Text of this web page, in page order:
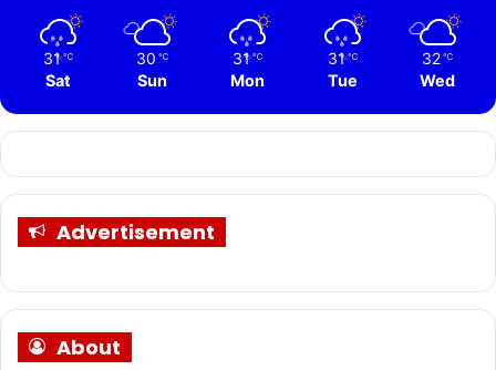
31 ℃
Sat
30 ℃
Sun
31 ℃
Mon
31 ℃
Tue
32 ℃
Wed
Advertisement
About